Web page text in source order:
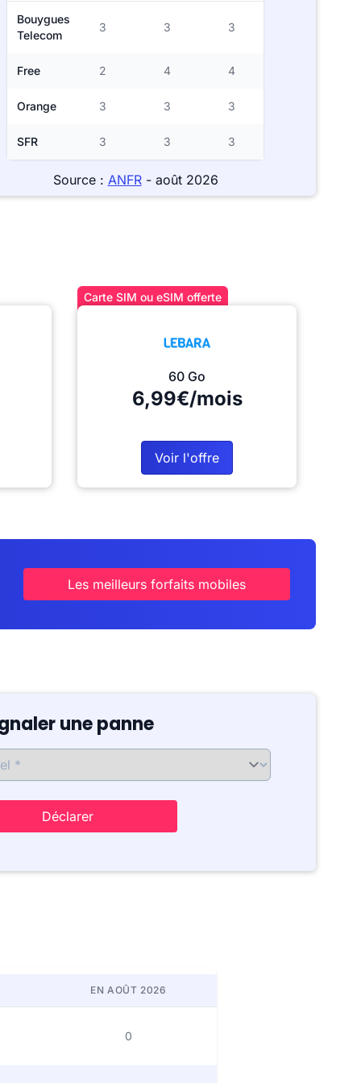
Bouygues
Telecom
3 3 3
Free 2 4 4
Orange 3 3 3
SFR 3 3 3
Source : ANFR- août 2026
Carte SIM ou eSIM offerte
60 Go
6,99€/mois
Voir l'offre
Les meilleurs forfaits mobiles
une panne
Déclarer
EN AOÛT 2026
0